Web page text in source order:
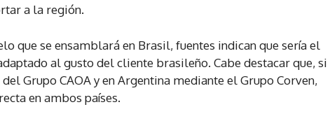
a la región.
que se ensamblará en Brasil, fuentes indican que sería el
al gusto del cliente brasileño. Cabe destacar que, si
Grupo CAOA y en Argentina mediante el Grupo Corven,
en ambos países.